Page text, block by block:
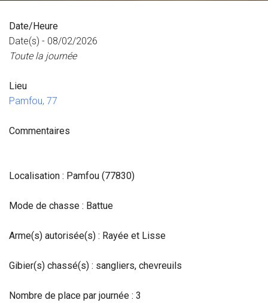
Date/Heure
Date(s) - 08/02/2026
Toute la journée
Lieu
Pamfou, 77
Commentaires
Localisation : Pamfou (77830)
Mode de chasse : Battue
Arme(s) autorisée(s) : Rayée et Lisse
Gibier(s) chassé(s) : sangliers, chevreuils
Nombre de place par journée : 3